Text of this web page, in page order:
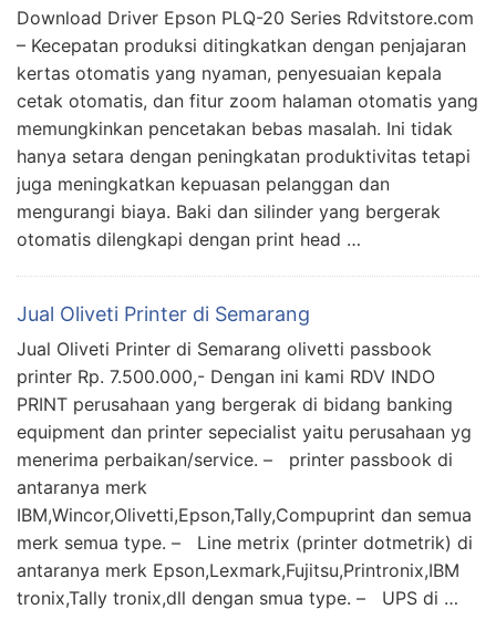
Download Driver Epson PLQ-20 Series Rdvitstore.com
– Kecepatan produksi ditingkatkan dengan penjajaran
kertas otomatis yang nyaman, penyesuaian kepala
cetak otomatis, dan fitur zoom halaman otomatis yang
memungkinkan pencetakan bebas masalah. Ini tidak
hanya setara dengan peningkatan produktivitas tetapi
juga meningkatkan kepuasan pelanggan dan
mengurangi biaya. Baki dan silinder yang bergerak
otomatis dilengkapi dengan print head …
Jual Oliveti Printer di Semarang
Jual Oliveti Printer di Semarang olivetti passbook
printer Rp. 7.500.000,- Dengan ini kami RDV INDO
PRINT perusahaan yang bergerak di bidang banking
equipment dan printer sepecialist yaitu perusahaan yg
menerima perbaikan/service. – printer passbook di
antaranya merk
IBM,Wincor,Olivetti,Epson,Tally,Compuprint dan semua
merk semua type. – Line metrix (printer dotmetrik) di
antaranya merk Epson,Lexmark,Fujitsu,Printronix,IBM
tronix,Tally tronix,dll dengan smua type. – UPS di …